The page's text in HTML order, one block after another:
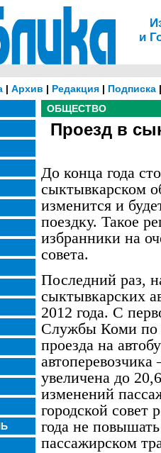
и
| Архив | Редакция | Подписка
ОБЩЕСТВО
Проезд в
До конца года
сыктывкарском
изменится и
поездку. Такое
избранники на
совета.
Последний раз,
сыктывкарских
2012 года. С
Службы Коми по
проезда на
увеличена до
изменений
городской совет
года не
пассажирском